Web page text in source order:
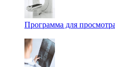
Программа для